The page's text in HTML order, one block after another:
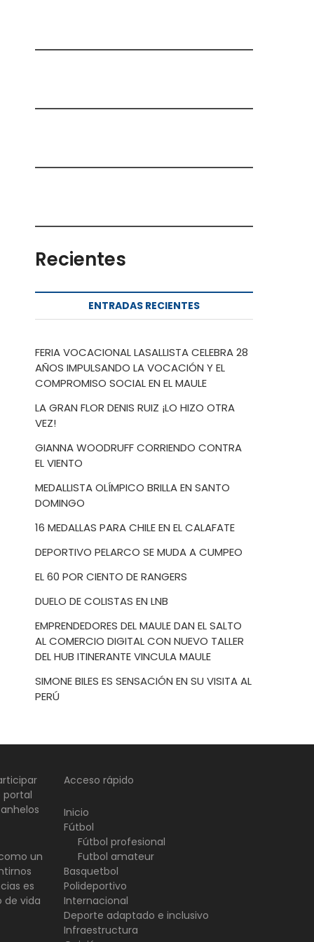
Recientes
ENTRADAS RECIENTES
FERIA VOCACIONAL LASALLISTA CELEBRA 28
AÑOS IMPULSANDO LA VOCACIÓN Y EL
COMPROMISO SOCIAL EN EL MAULE
LA GRAN FLOR DENIS RUIZ ¡LO HIZO OTRA
VEZ!
GIANNA WOODRUFF CORRIENDO CONTRA
EL VIENTO
MEDALLISTA OLÍMPICO BRILLA EN SANTO
DOMINGO
16 MEDALLAS PARA CHILE EN EL CALAFATE
DEPORTIVO PELARCO SE MUDA A CUMPEO
EL 60 POR CIENTO DE RANGERS
DUELO DE COLISTAS EN LNB
EMPRENDEDORES DEL MAULE DAN EL SALTO
AL COMERCIO DIGITAL CON NUEVO TALLER
DEL HUB ITINERANTE VINCULA MAULE
SIMONE BILES ES SENSACIÓN EN SU VISITA AL
PERÚ
portal
un
es
de vida
Acceso rápido
Inicio
Fútbol
Fútbol profesional
Futbol amateur
Basquetbol
Polideportivo
Internacional
Deporte adaptado e inclusivo
Infraestructura